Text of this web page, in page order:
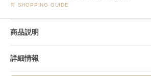
🛒 SHOPPING GUIDE
商品説明
詳細情報